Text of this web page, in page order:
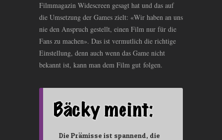
Filmmagazin Widescreen gesagt hat und das auf
die Umsetzung der Games zielt: «Wir haben an uns
nie den Anspruch gestellt, einen Film nur für die
Fans zu machen». Das ist vermutlich die richtige
Einstellung, denn auch wenn das Game nicht
bekannt ist, kann man dem Film gut folgen.
Die Prämisse ist spannend, die